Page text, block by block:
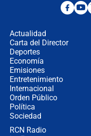
Actualidad
Carta del Director
Deportes
Economía
Emisiones
Entretenimiento
Internacional
Orden Público
Política
Sociedad
RCN Radio